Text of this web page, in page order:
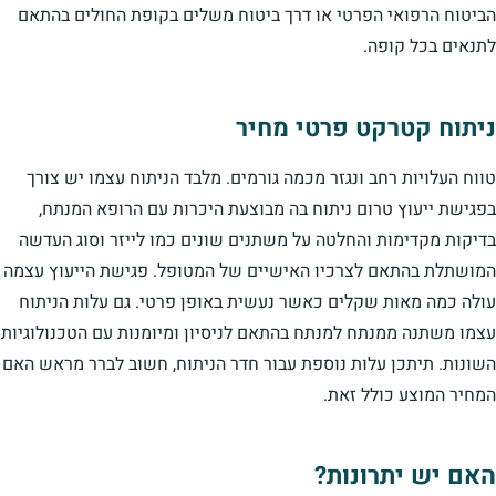
הביטוח הרפואי הפרטי או דרך ביטוח משלים בקופת החולים בהתאם
לתנאים בכל קופה.
ניתוח קטרקט פרטי מחיר
טווח העלויות רחב ונגזר מכמה גורמים. מלבד הניתוח עצמו יש צורך
בפגישת ייעוץ טרום ניתוח בה מבוצעת היכרות עם הרופא המנתח,
בדיקות מקדימות והחלטה על משתנים שונים כמו לייזר וסוג העדשה
המושתלת בהתאם לצרכיו האישיים של המטופל. פגישת הייעוץ עצמה
עולה כמה מאות שקלים כאשר נעשית באופן פרטי. גם עלות הניתוח
עצמו משתנה ממנתח למנתח בהתאם לניסיון ומיומנות עם הטכנולוגיות
השונות. תיתכן עלות נוספת עבור חדר הניתוח, חשוב לברר מראש האם
המחיר המוצע כולל זאת.
האם יש יתרונות?